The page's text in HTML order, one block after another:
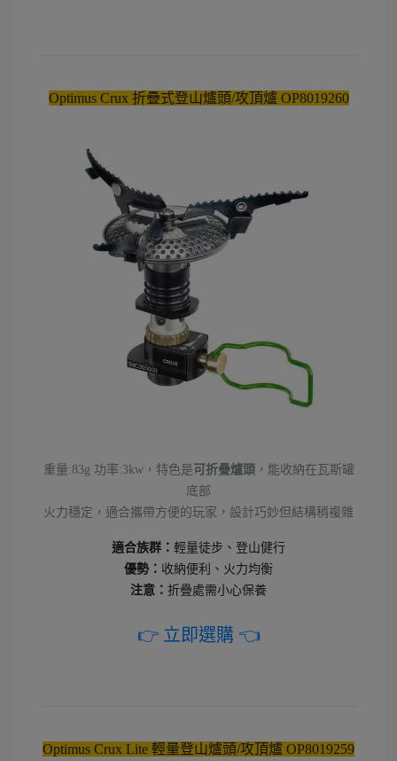
Optimus Crux 折疊式登山爐頭/攻頂爐 OP8019260
重量:83g 功率:3kw，特色是 可折疊爐頭 ，能收納在瓦斯罐
底部
火力穩定，適合攜帶方便的玩家，設計巧妙但結構稍複雜
適合族群： 輕量徒步、登山健行
優勢： 收納便利、火力均衡
注意： 折疊處需小心保養
👉 立即選購 👈
Optimus Crux Lite 輕量登山爐頭/攻頂爐 OP8019259